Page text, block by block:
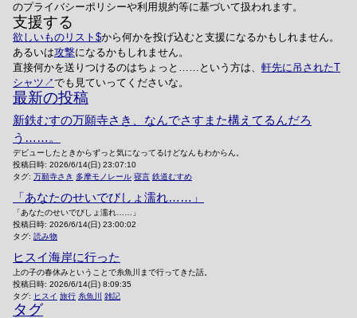
のプライバシーポリシーや利用規約等に基づいて扱われます。
支援する
欲しいものリスト
から何かを投げ込むと支援になるかもしれません。
あるいは攻撃になるかもしれません。
直接何かを送りつけるのはちょっと……という方は、 軒先に吊されたT
シャツ
でも見ていってくださいな。
最新の投稿
新鉄むすの万願寺さき、なんでさすまた構えてるんだろ
う……。
デビューしたときからずっと気になってるけどなんもわからん。
投稿日時: 2026/6/14(日) 23:07:10
タグ: 万願寺さき 多摩モノレール 寝言 鉄道むすめ
「あなたのせいでびしょ濡れ……」
「あなたのせいでびしょ濡れ……」
投稿日時: 2026/6/14(日) 23:00:02
タグ: 読み物
ヒスイ海岸に行った
上の子の春休みということで糸魚川まで行ってきた話。
投稿日時: 2026/6/14(日) 8:09:35
タグ: ヒスイ 旅行 糸魚川 雑記
タグ